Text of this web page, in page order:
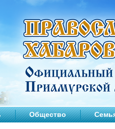
Общество